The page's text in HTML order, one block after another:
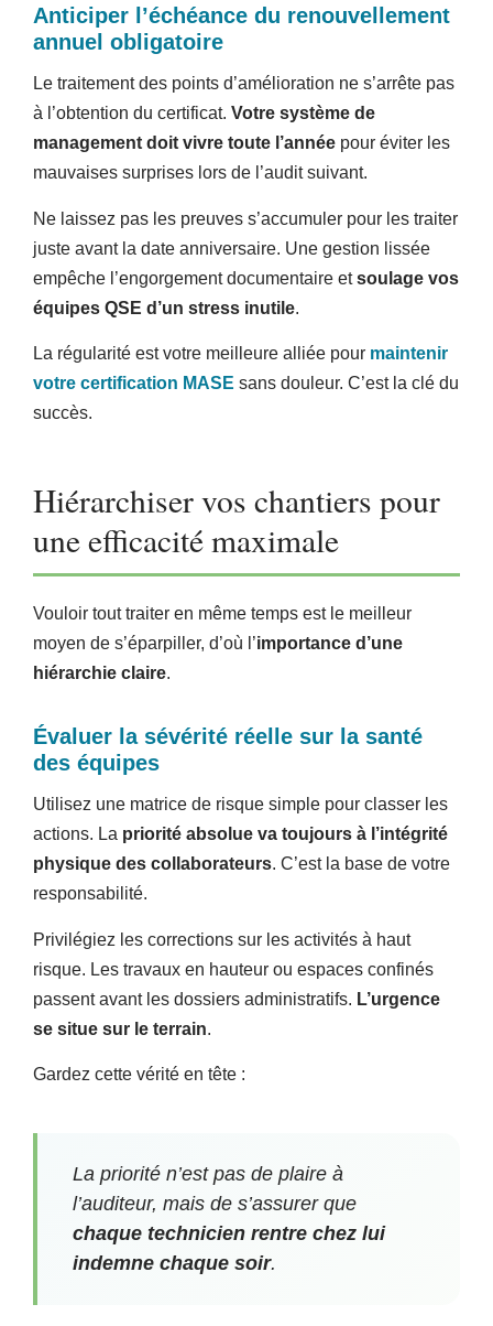
Anticiper l’échéance du renouvellement
annuel obligatoire
Le traitement des points d’amélioration ne s’arrête pas
à l’obtention du certificat.Votre système de
management doit vivre toute l’année pour éviter les
mauvaises surprises lors de l’audit suivant.
Ne laissez pas les preuves s’accumuler pour les traiter
juste avant la date anniversaire. Une gestion lissée
empêche l’engorgement documentaire etsoulage vos
équipes QSE d’un stress inutile.
La régularité est votre meilleure alliée pour maintenir
votre certification MASE sans douleur. C’est la clé du
succès.
Hiérarchiser vos chantiers pour
une efficacité maximale
Vouloir tout traiter en même temps est le meilleur
moyen de s’éparpiller, d’où l’importance d’une
hiérarchie claire.
Évaluer la sévérité réelle sur la santé
des équipes
Utilisez une matrice de risque simple pour classer les
actions. La priorité absolue va toujours à l’intégrité
physique des collaborateurs. C’est la base de votre
responsabilité.
Privilégiez les corrections sur les activités à haut
risque. Les travaux en hauteur ou espaces confinés
passent avant les dossiers administratifs. L’urgence
se situe sur le terrain.
Gardez cette vérité en tête :
La priorité n’est pas de plaire à
l’auditeur, mais de s’assurer que
chaque technicien rentre chez lui
indemne chaque soir.